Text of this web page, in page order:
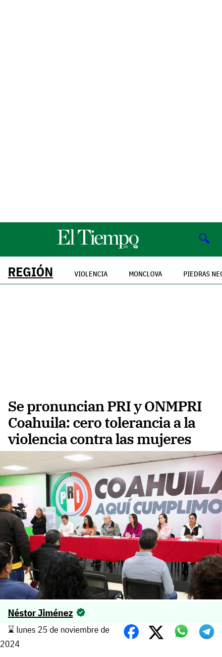
🔍
REGIÓN VIOLENCIA MONCLOVA PIEDRAS
Se pronuncian PRI y ONMPRI
Coahuila: cero tolerancia a la
violencia contra las mujeres
Néstor Jiménez
⌛️ lunes 25 de noviembre de
2024